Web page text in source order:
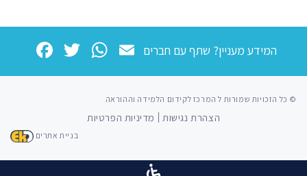
המידע מעניין? שתף עם חברים Email
© כל הזכויות שמורות ל המרכז לקידום הלמידה וההוראה
הצהרת נגישות מדיניות הפרטיות
בניית אתרים